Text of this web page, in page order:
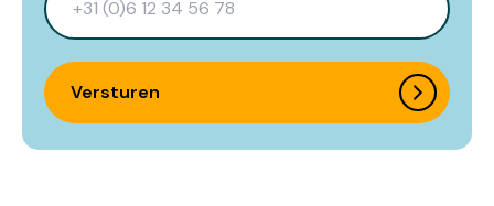
Versturen